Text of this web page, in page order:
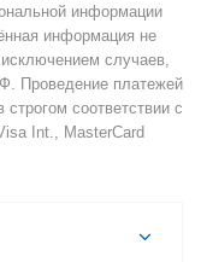
информации
информация не
случаев,
Проведение платежей
соответствии с
Int., MasterCard